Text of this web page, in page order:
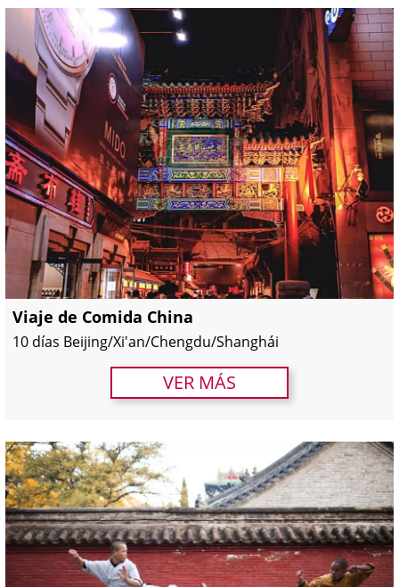
Viaje de Comida China
10 días Beijing/Xi'an/Chengdu/Shanghái
VER MÁS